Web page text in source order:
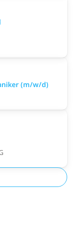
(m/w/d)